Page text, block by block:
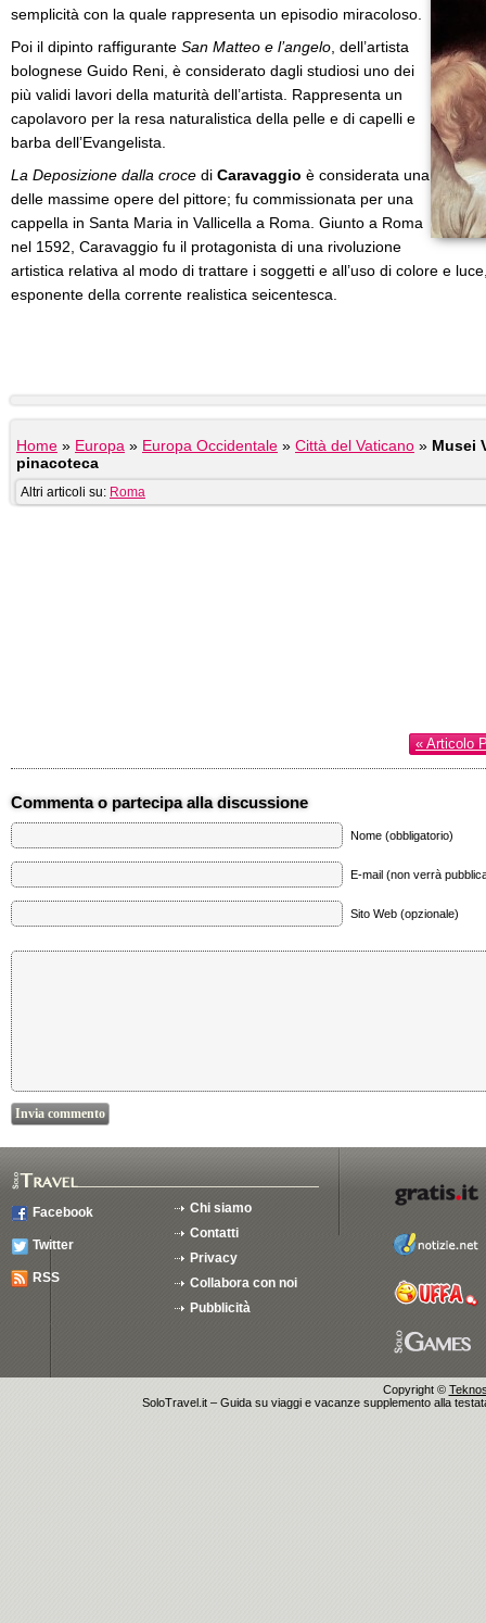
semplicità con la quale rappresenta un episodio miracoloso.
Poi il dipinto raffigurante San Matteo e l’angelo , dell’artista
bolognese Guido Reni, è considerato dagli studiosi uno dei
più validi lavori della maturità dell’artista. Rappresenta un
capolavoro per la resa naturalistica della pelle e di capelli e
barba dell’Evangelista.
La Deposizione dalla croce di Caravaggio è considerata una
delle massime opere del pittore; fu commissionata per una
cappella in Santa Maria in Vallicella a Roma. Giunto a Roma
nel 1592, Caravaggio fu il protagonista di una rivoluzione
artistica relativa al modo di trattare i soggetti e all’uso di colore e
esponente della corrente realistica seicentesca.
Home » Europa » Europa Occidentale » Città del Vaticano » Musei
pinacoteca
Altri articoli su: Roma
« Articolo
Commenta o partecipa alla discussione
Nome (obbligatorio)
E-mail (non verrà
Sito Web (opzionale)
Facebook
Twitter
RSS
Chi siamo
Contatti
Privacy
Collabora con noi
Pubblicità
Copyright ©
SoloTravel.it – Guida su viaggi e vacanze supplemento alla